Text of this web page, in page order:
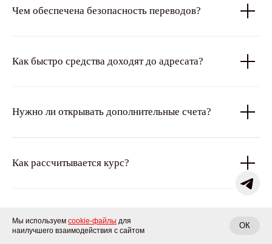
Мы используем cookie-файлы для
наилучшего взаимодействия с сайтом
ОК
Чем обеспечена безопасность переводов?
Как быстро средства доходят до адресата?
Нужно ли открывать дополнительные счета?
Как рассчитывается курс?